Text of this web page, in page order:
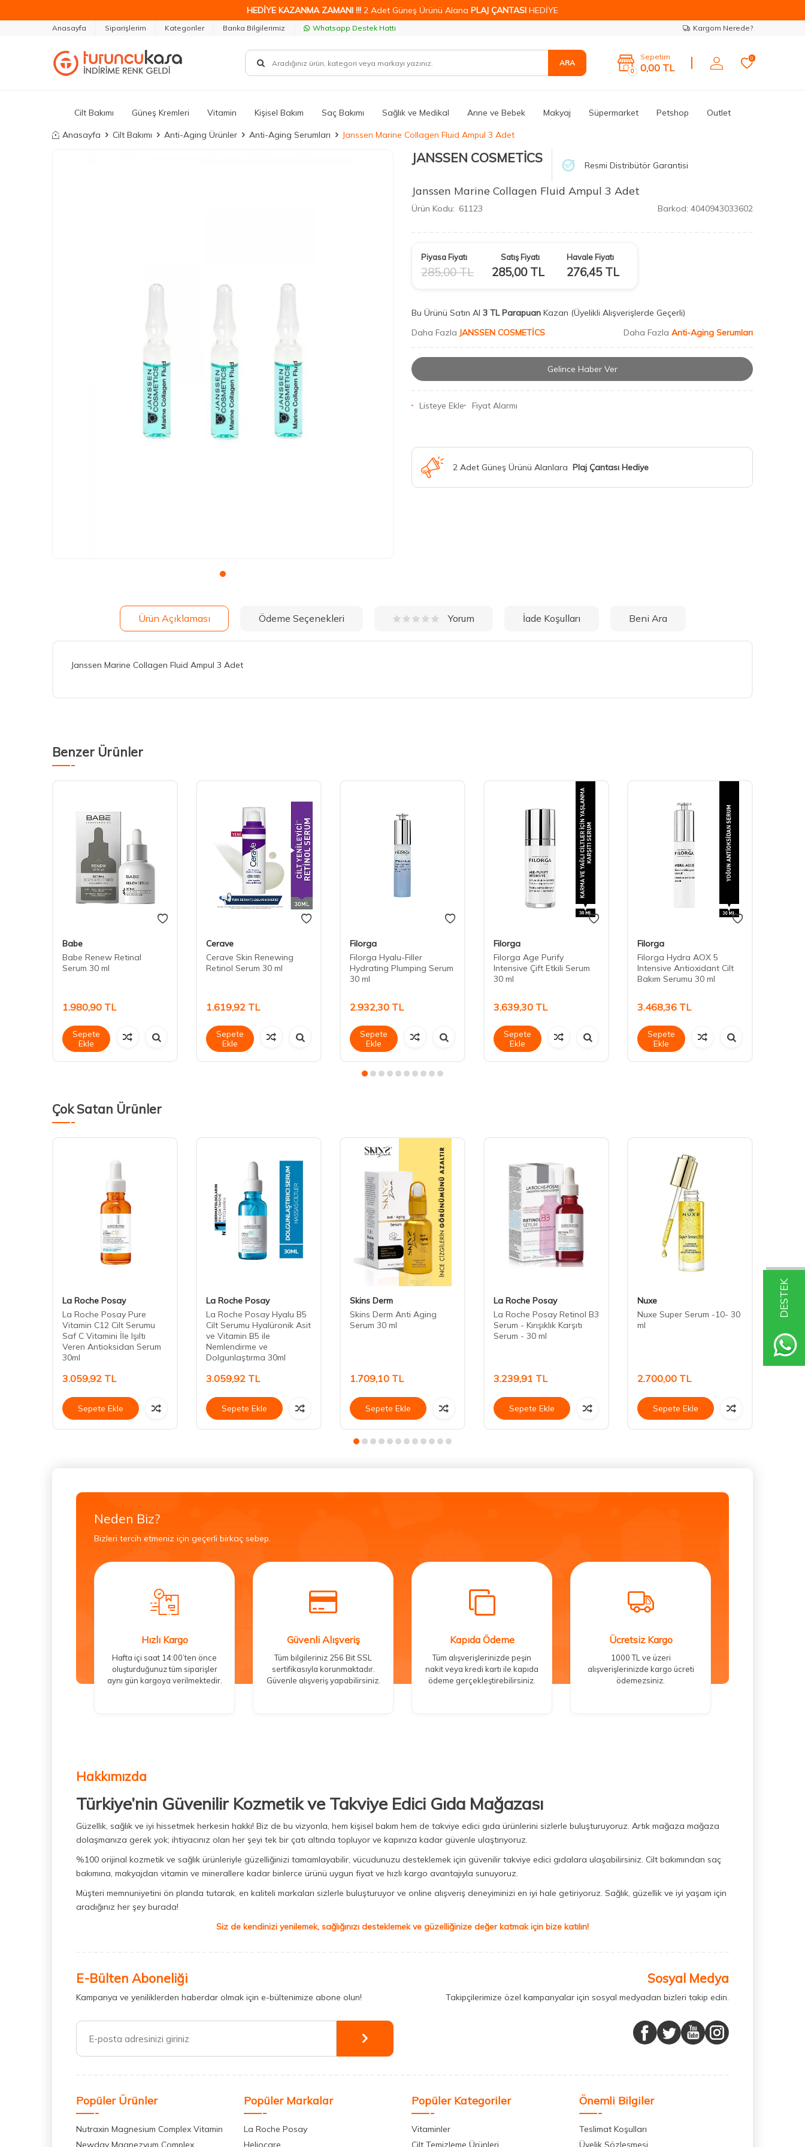
DESTEK
HEDİYE KAZANMA ZAMANI !!! 2 Adet Güneş Ürünü Alana PLAJ ÇANTASI HEDİYE
Anasayfa Siparişlerim Kategoriler Banka Bilgilerimiz Whatsapp Destek Hattı Kargom Nerede?
ARA
0
Sepetim
0,00 TL
0
Cilt Bakımı Güneş Kremleri Vitamin Kişisel Bakım Saç Bakımı Sağlık ve Medikal Anne ve Bebek Makyaj Süpermarket Petshop Outlet
Anasayfa Cilt Bakımı Anti-Aging Ürünler Anti-Aging Serumları Janssen Marine Collagen Fluid Ampul 3 Adet
JANSSEN COSMETİCS Resmi Distribütör Garantisi
Janssen Marine Collagen Fluid Ampul 3 Adet
Ürün Kodu: 61123 Barkod: 4040943033602
Piyasa Fiyatı
285,00TL
Satış Fiyatı
285,00TL
Havale Fiyatı
276,45TL
Bu Ürünü Satın Al 3 TL Parapuan Kazan (Üyelikli Alışverişlerde Geçerli)
Daha Fazla JANSSEN COSMETİCS Daha Fazla Anti-Aging Serumları
Gelince Haber Ver
Listeye Ekle Fiyat Alarmı
2 Adet Güneş Ürünü Alanlara Plaj Çantası Hediye
Ürün Açıklaması Ödeme Seçenekleri Yorum İade Koşulları Beni Ara
Janssen Marine Collagen Fluid Ampul 3 Adet
Benzer Ürünler
Babe
Babe Renew Retinal
Serum 30 ml
1.980,90 TL
Sepete
Ekle
Cerave
Cerave Skin Renewing
Retinol Serum 30 ml
1.619,92 TL
Sepete
Ekle
Filorga
Filorga Hyalu-Filler
Hydrating Plumping Serum
30 ml
2.932,30 TL
Sepete
Ekle
Filorga
Filorga Age Purify
Intensive Çift Etkili Serum
30 ml
3.639,30 TL
Sepete
Ekle
Filorga
Filorga Hydra AOX 5
Intensive Antioxidant Cilt
Bakım Serumu 30 ml
3.468,36 TL
Sepete
Ekle
Çok Satan Ürünler
La Roche Posay
La Roche Posay Pure
Vitamin C12 Cilt Serumu
Saf C Vitamini İle Işıltı
Veren Antioksidan Serum
30ml
3.059,92 TL
Sepete Ekle
La Roche Posay
La Roche Posay Hyalu B5
Cilt Serumu Hyalüronik Asit
ve Vitamin B5 ile
Nemlendirme ve
Dolgunlaştırma 30ml
3.059,92 TL
Sepete Ekle
Skins Derm
Skins Derm Anti Aging
Serum 30 ml
1.709,10 TL
Sepete Ekle
La Roche Posay
La Roche Posay Retinol B3
Serum - Kırışıklık Karşıtı
Serum - 30 ml
3.239,91 TL
Sepete Ekle
Nuxe
Nuxe Super Serum -10- 30
ml
2.700,00 TL
Sepete Ekle
Neden Biz?
Bizleri tercih etmeniz için geçerli birkaç sebep.
Hızlı Kargo
Hafta içi saat 14:00’ten önce
oluşturduğunuz tüm siparişler
aynı gün kargoya verilmektedir.
Güvenli Alışveriş
Tüm bilgileriniz 256 Bit SSL
sertifikasıyla korunmaktadır.
Güvenle alışveriş yapabilirsiniz.
Kapıda Ödeme
Tüm alışverişlerinizde peşin
nakit veya kredi kartı ile kapıda
ödeme gerçekleştirebilirsiniz.
Ücretsiz Kargo
1000 TL ve üzeri
alışverişlerinizde kargo ücreti
ödemezsiniz.
Hakkımızda
Türkiye’nin Güvenilir Kozmetik ve Takviye Edici Gıda Mağazası
Güzellik, sağlık ve iyi hissetmek herkesin hakkı! Biz de bu vizyonla, hem kişisel bakım hem de takviye edici gıda ürünlerini sizlerle buluşturuyoruz. Artık mağaza mağaza
dolaşmanıza gerek yok; ihtiyacınız olan her şeyi tek bir çatı altında topluyor ve kapınıza kadar güvenle ulaştırıyoruz.
%100 orijinal kozmetik ve sağlık ürünleriyle güzelliğinizi tamamlayabilir, vücudunuzu desteklemek için güvenilir takviye edici gıdalara ulaşabilirsiniz. Cilt bakımından saç
bakımına, makyajdan vitamin ve minerallere kadar binlerce ürünü uygun fiyat ve hızlı kargo avantajıyla sunuyoruz.
Müşteri memnuniyetini ön planda tutarak, en kaliteli markaları sizlerle buluşturuyor ve online alışveriş deneyiminizi en iyi hale getiriyoruz. Sağlık, güzellik ve iyi yaşam için
aradığınız her şey burada!
Siz de kendinizi yenilemek, sağlığınızı desteklemek ve güzelliğinize değer katmak için bize katılın!
E-Bülten Aboneliği
Kampanya ve yeniliklerden haberdar olmak için e-bültenimize abone olun!
Sosyal Medya
Takipçilerimize özel kampanyalar için sosyal medyadan bizleri takip edin.
Popüler Ürünler
Nutraxin Magnesium Complex Vitamin
Popüler Markalar
La Roche Posay
Popüler Kategoriler
Vitaminler
Önemli Bilgiler
Teslimat Koşulları